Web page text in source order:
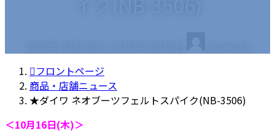
終
新
日
フロントページ
商品・店舗ニュース
★ダイワ ネオブーツフェルトスパイク(NB-3506)
＜10月16日(木)＞